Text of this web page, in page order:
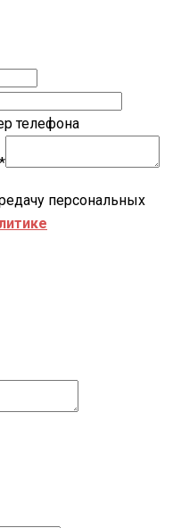
телефона
*
персональных